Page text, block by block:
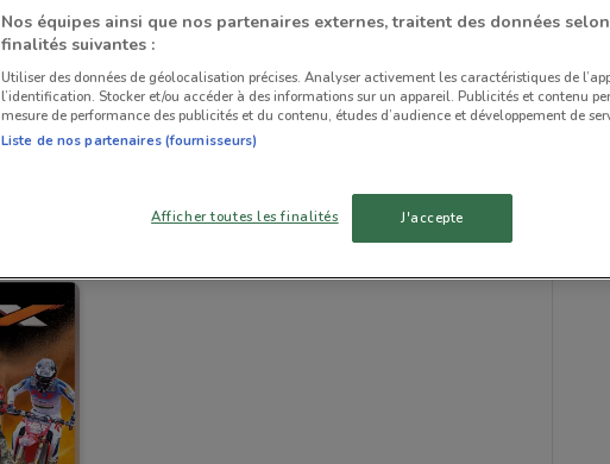
741 m
Nos équipes ainsi que nos partenaires externes, traitent des données
finalités suivantes :
Utiliser des données de géolocalisation précises. Analyser activement les caractéristiques de
l’identification. Stocker et/ou accéder à des informations sur un appareil. Publicités et contenu
mesure de performance des publicités et du contenu, études d’audience et développement de
Liste de nos partenaires (fournisseurs)
Afficher toutes les finalités J'accepte